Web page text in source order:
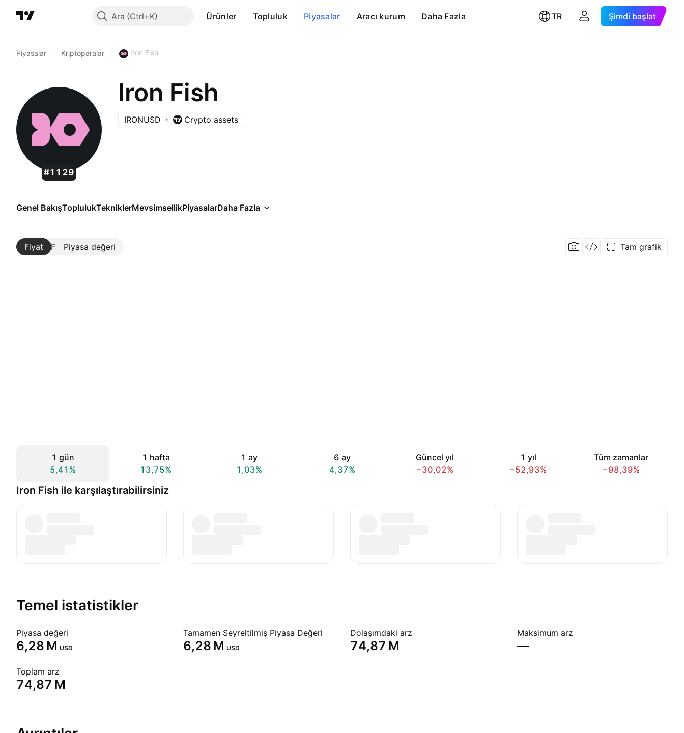
Ara Ürünler Topluluk Piyasalar Aracı kurum Daha Fazla TR Şimdi başlat
Piyasalar Kriptoparalar Iron Fish
#1129
Iron Fish
IRONUSD Crypto assets
Genel BakışToplulukTekniklerMevsimsellikPiyasalarDaha Fazla
Fiyat Piyasa değeri
Daha Fazla Tam grafik
1 gün
5,41%
1 hafta
13,75%
1 ay
1,03%
6 ay
4,37%
Güncel yıl
−30,02%
1 yıl
−52,93%
Tüm zamanlar
−98,39%
Iron Fish ile karşılaştırabilirsiniz
Temel istatistikler
Piyasa değeri
‪6,28 M‬ USD
Tamamen Seyreltilmiş Piyasa Değeri
‪6,28 M‬ USD
Dolaşımdaki arz
‪74,87 M‬
Maksimum arz
—
Toplam arz
‪74,87 M‬